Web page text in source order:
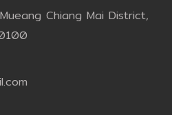
Chiang Mai District,